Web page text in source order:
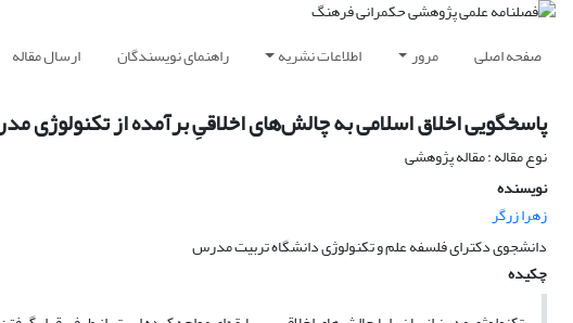
صفحه اصلی مرور اطلاعات نشریه راهنمای نویسندگان ارسال مقاله
پاسخگویی اخلاق اسلامی به چالش‌‌های اخلاقیِ برآمده از تکنولوژی
نوع مقاله : مقاله پژوهشی
نویسنده
زهرا زرگر
دانشجوی دکترای فلسفه علم و تکنولوژی دانشگاه تربیت مدرس
چکیده